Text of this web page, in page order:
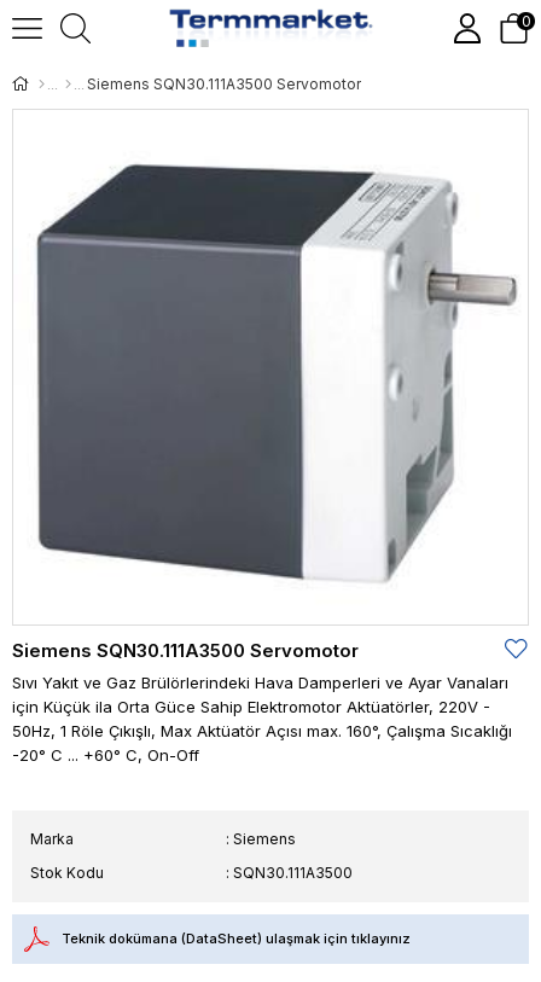
0
Siemens SQN30.111A3500 Servomotor
Siemens SQN30.111A3500 Servomotor
Sıvı Yakıt ve Gaz Brülörlerindeki Hava Damperleri ve Ayar Vanaları
için Küçük ila Orta Güce Sahip Elektromotor Aktüatörler, 220V -
50Hz, 1 Röle Çıkışlı, Max Aktüatör Açısı max. 160°, Çalışma Sıcaklığı
-20° C ... +60° C, On-Off
Marka : Siemens
Stok Kodu
SQN30.111A3500
Teknik dokümana (DataSheet) ulaşmak için tıklayınız